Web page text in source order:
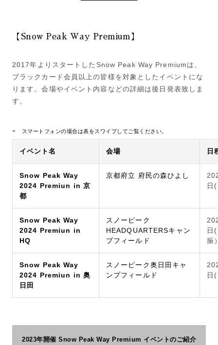
【Snow Peak Way Premium】
2017年よりスタートしたSnow Peak Way Premiumは、
ブラックカード会員以上の皆様を対象としたイベントにな
ります。会場やイベント内容などの詳細は後日発表致しま
す。
スマートフォンの場合は表をスワイプしてご覧ください。
イベント名 会場 日
Snow Peak Way
2024 Premiun in 京
都
京都府立 府民の森ひよし
日
Snow Peak Way
2024 Premiun in
HQ
スノーピーク
HEADQUARTERSキャン
プフィールド
日
振
Snow Peak Way
2024 Premiun in 奥
日田
スノーピーク奥日田キャ
ンプフィールド
日
2023年開催 Snow Peak Way Premium イベントのご紹介